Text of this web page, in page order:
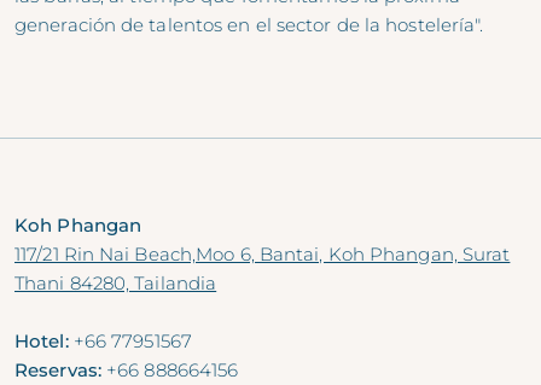
generación de talentos en el sector de la hostelería".
Koh Phangan
117/21 Rin Nai Beach,Moo 6, Bantai, Koh Phangan, Surat
Thani 84280, Tailandia
Hotel: +66 77951567
Reservas: +66 888664156